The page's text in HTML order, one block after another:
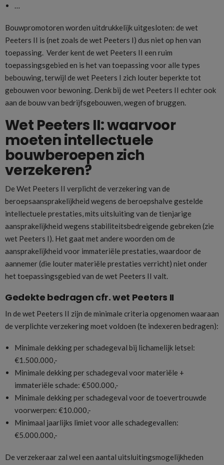
…
Bouwpromotoren worden uitdrukkelijk uitgesloten: de wet
Peeters II is (net zoals de wet Peeters I) dus niet op hen van
toepassing. Verder kent de wet Peeters II een ruim
toepassingsgebied en is het van toepassing voor alle types
bebouwing, terwijl de wet Peeters I zich louter beperkte tot
gebouwen voor bewoning. Denk bij de wet Peeters II echter ook
aan de bouw van bedrijfsgebouwen, wegen of bruggen.
Wet Peeters II: waarvoor
moeten intellectuele
bouwberoepen zich
verzekeren?
De Wet Peeters II verplicht de verzekering van de
beroepsaansprakelijkheid wegens de beroepshalve gestelde
intellectuele prestaties, mits uitsluiting van de tienjarige
aansprakelijkheid wegens stabiliteitsbedreigende gebreken (zie
wet Peeters I). Het gaat met andere woorden om de
aansprakelijkheid voor immateriële prestaties, waardoor de
aannemer (die louter materiële prestaties verricht) niet onder
het toepassingsgebied van de wet Peeters II valt.
Gedekte bedragen cfr. wet Peeters II
In de wet Peeters II zijn de minimale criteria opgenomen waaraan
de verplichte verzekering moet voldoen (te indexeren bedragen):
Minimale dekking per schadegeval bij lichamelijk letsel:
€1.500.000,-
Minimale dekking per schadegeval voor materiële +
immateriële schade: €500.000,-
Minimale dekking per schadegeval voor de toevertrouwde
voorwerpen: €10.000,-
Minimaal jaarlijks limiet voor alle schadegevallen:
€5.000.000,-
De verzekeraar zal wel een aantal uitsluitingsmogelijkheden